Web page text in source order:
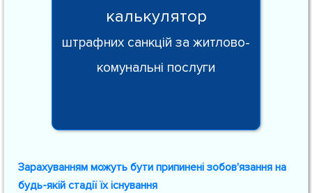
калькулятор
штрафних санкцій за житлово-
комунальні послуги
Зарахуванням можуть бути припинені зобов'язання на
будь-якій стадії їх існування